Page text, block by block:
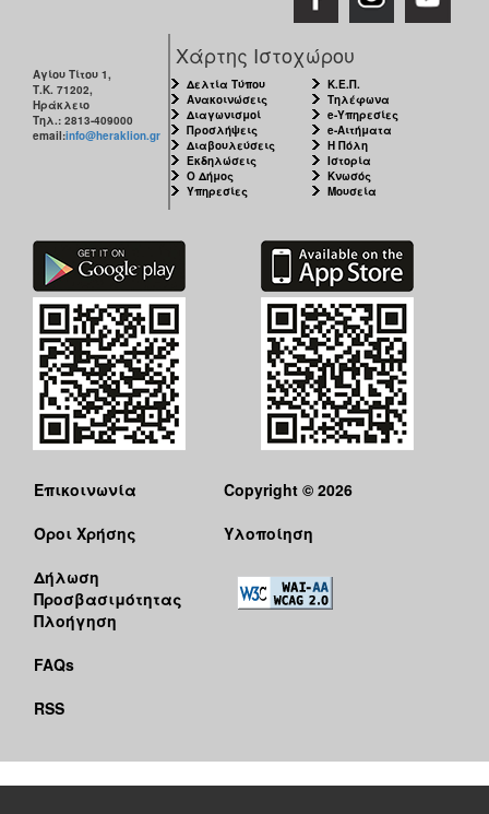
Αγίου Τίτου 1,
Τ.Κ. 71202,
Ηράκλειο
Τηλ.: 2813-409000
email:info@heraklion.gr
Χάρτης Ιστοχώρου
Δελτία Τύπου
Ανακοινώσεις
Διαγωνισμοί
Προσλήψεις
Διαβουλεύσεις
Εκδηλώσεις
Ο Δήμος
Υπηρεσίες
Κ.Ε.Π.
Τηλέφωνα
e-Υπηρεσίες
e-Αιτήματα
Η Πόλη
Ιστορία
Κνωσός
Μουσεία
Επικοινωνία
Όροι Χρήσης
Δήλωση
Προσβασιμότητας
Πλοήγηση
FAQs
RSS
Copyright © 2026
Υλοποίηση